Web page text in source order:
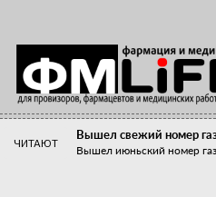
ЧИТАЮТ
Вышел свежий номер
Вышел июньский номер